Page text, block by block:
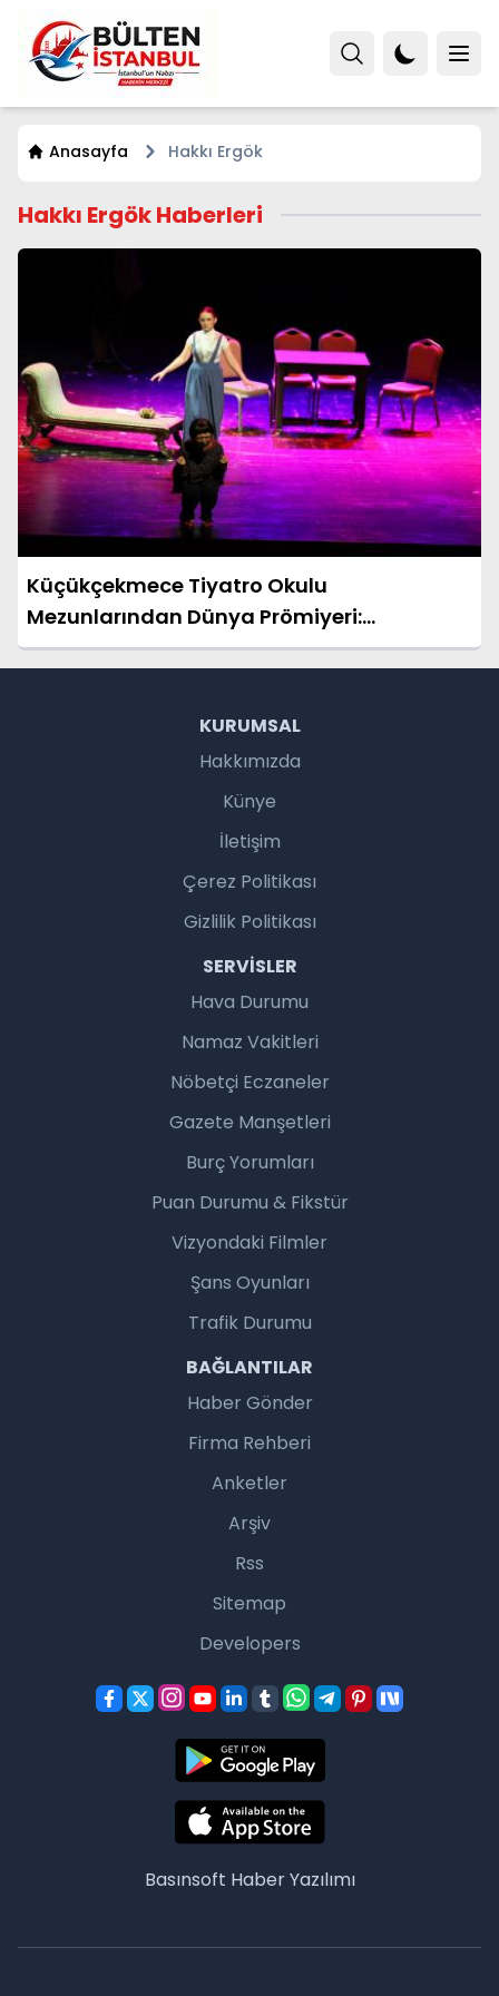
Anasayfa Hakkı Ergök
Hakkı Ergök Haberleri
Küçükçekmece Tiyatro Okulu
Mezunlarından Dünya Prömiyeri:
“İnsanüstü” Sahneye Çıktı
KURUMSAL
Hakkımızda
Künye
İletişim
Çerez Politikası
Gizlilik Politikası
SERVISLER
Hava Durumu
Namaz Vakitleri
Nöbetçi Eczaneler
Gazete Manşetleri
Burç Yorumları
Puan Durumu & Fikstür
Vizyondaki Filmler
Şans Oyunları
Trafik Durumu
BAĞLANTILAR
Haber Gönder
Firma Rehberi
Anketler
Arşiv
Rss
Sitemap
Developers
Basınsoft Haber Yazılımı